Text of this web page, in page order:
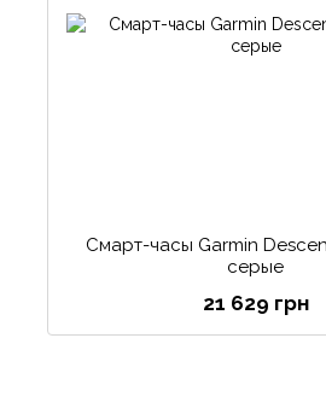
Смарт-часы Garmin
серые
21 629 грн